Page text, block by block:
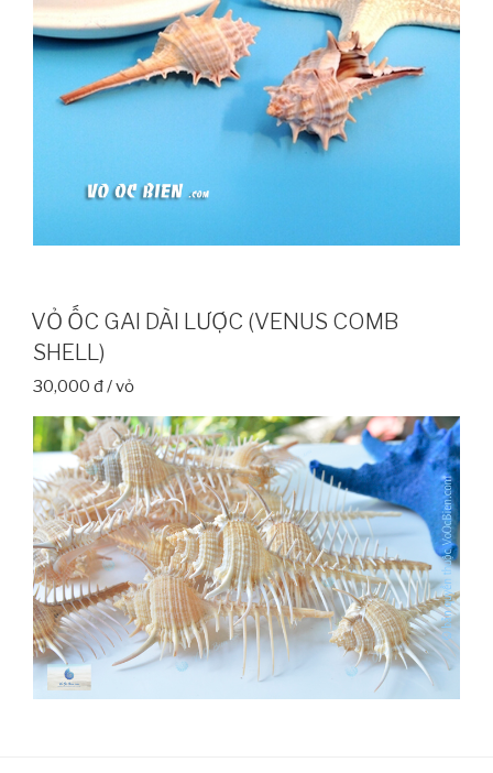
VỎ ỐC GAI DÀI LƯỢC (VENUS COMB
SHELL)
30,000 đ / vỏ